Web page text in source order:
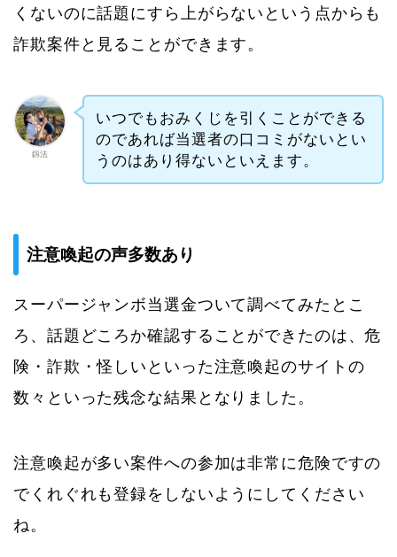
くないのに話題にすら上がらないという点からも
詐欺案件と見ることができます。
釼法
いつでもおみくじを引くことができる
のであれば当選者の口コミがないとい
うのはあり得ないといえます。
注意喚起の声多数あり
スーパージャンボ当選金ついて調べてみたとこ
ろ、話題どころか確認することができたのは、危
険・詐欺・怪しいといった注意喚起のサイトの
数々といった残念な結果となりました。
注意喚起が多い案件への参加は非常に危険ですの
でくれぐれも登録をしないようにしてください
ね。